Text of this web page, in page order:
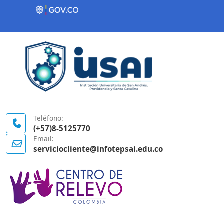
Contenido inicial
Teléfono:
(+57)8-5125770
Email:
serviciocliente@infotepsai.edu.co